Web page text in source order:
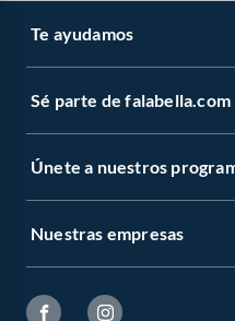
Te ayudamos
Sé parte de falabella.com
Únete a nuestros
Nuestras empresas